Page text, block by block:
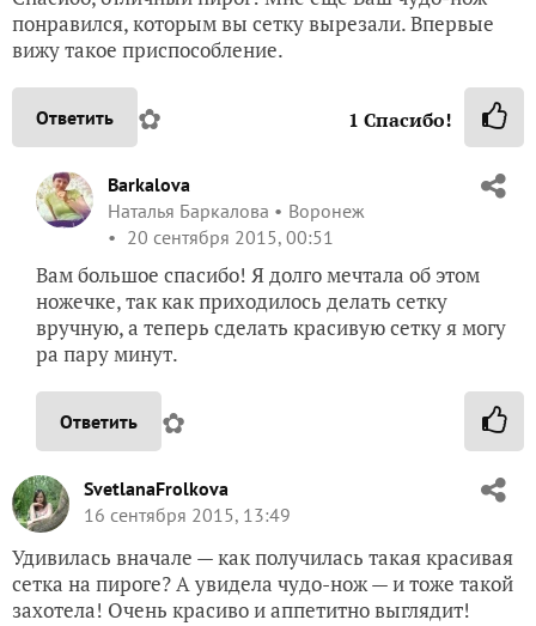
понравился, которым вы сетку вырезали. Впервые
вижу такое приспособление.
Ответить ✿ 1 Спасибо!
Barkalova
Наталья Баркалова
Воронеж
20 сентября 2015, 00:51
Вам большое спасибо! Я долго мечтала об этом
ножечке, так как приходилось делать сетку
вручную, а теперь сделать красивую сетку я могу
ра пару минут.
Ответить ✿
SvetlanaFrolkova
16 сентября 2015, 13:49
Удивилась вначале — как получилась такая красивая
сетка на пироге? А увидела чудо-нож — и тоже такой
захотела! Очень красиво и аппетитно выглядит!